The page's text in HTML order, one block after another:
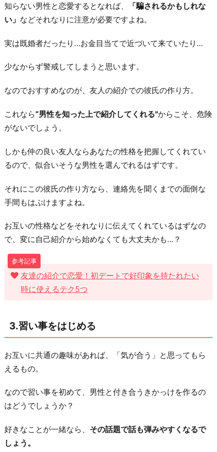
場
所
へ
く
ネ
利
用
る
お
に
知らない男性と恋愛するとなれば、
「騙されるかもしれな
い」 などそれなりに注意が必要ですよね。
実は既婚者だったり…お金目当てで近づいて来ていたり…
少なからず警戒してしまうと思います。
なのでおすすめなのが、友人の紹介での彼氏の作り方。
これなら“男性を知った上で紹介してくれる"からこそ、危険
がないでしょう。
しかも仲の良い友人ならあなたの性格を把握してくれてい
るので、似合いそうな男性を選んでれるはずです。
それにこの彼氏の作り方なら、連絡先を聞くまでの面倒な
手間もはぶけますよね。
お互いの性格などをそれなりに伝えてくれているはずなの
で、変に自己紹介から始めなくても大丈夫かも…？
友達の紹介で恋愛！初デートで好印象を持たれたい
時に使えるテク5つ
3.習い事をはじめる
お互いに共通の趣味があれば、「気が合う」と思ってもら
えるもの。
なので習い事を初めて、男性と付き合うきかっけを作るの
はどうでしょうか？
好きなことが一緒なら、 その話題で話も弾みやすくなるで
しょう。